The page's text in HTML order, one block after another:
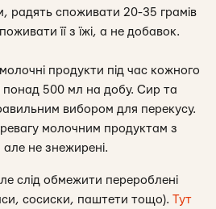
радять споживати 20-35 грамів
її з їжі, а не добавок.
продукти під час кожного
понад 500 мл на добу. Сир та
вибором для перекусу.
молочним продуктам з
не знежирені.
слід обмежити перероблені
сосиски, паштети тощо). Тут